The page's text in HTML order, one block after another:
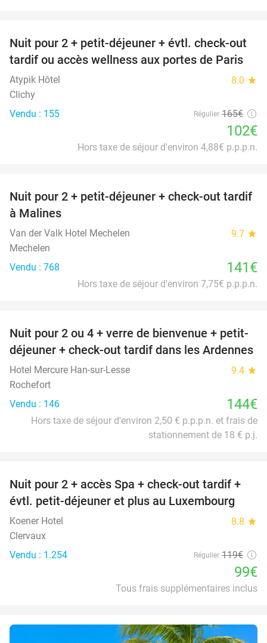
38%
Nuit pour 2 + petit-déjeuner + évtl. check-out
tardif ou accès wellness aux portes de Paris
Atypik Hôtel 8.0 star
Clichy
Vendu : 155
Régulier 165€
102€
Hors taxe de séjour d'environ 4,88€ p.p.p.n.
Nuit pour 2 + petit-déjeuner + check-out tardif
à Malines
Van der Valk Hotel Mechelen 9.7 star
Mechelen
Vendu : 768
141€
Hors taxe de séjour d'environ 7,75€ p.p.p.n.
Nuit pour 2 ou 4 + verre de bienvenue + petit-
déjeuner + check-out tardif dans les Ardennes
Hotel Mercure Han-sur-Lesse 9.4 star
Rochefort
Vendu : 146
144€
Hors taxe de séjour d'environ 2,50 € p.p.p.n. et frais de
stationnement de 18 € p.j.
17%
Nuit pour 2 + accès Spa + check-out tardif +
évtl. petit-déjeuner et plus au Luxembourg
Koener Hotel 8.8 star
Clervaux
Vendu : 1.254
Régulier 119€
99€
Tous frais supplémentaires inclus